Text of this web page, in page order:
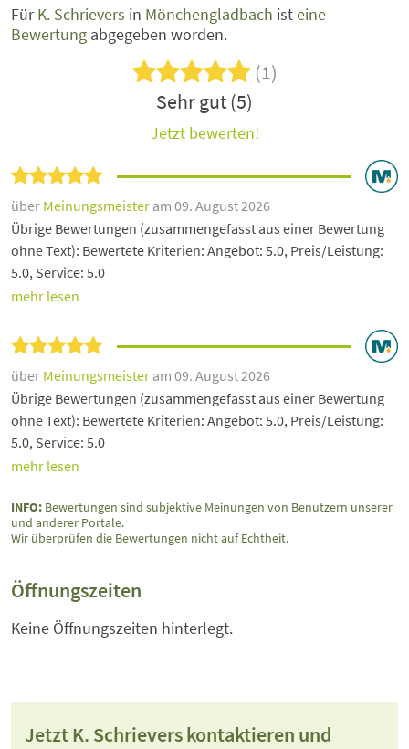
FürK. Schrievers in Mönchengladbach isteine
Bewertung abgegeben worden.
(1)
Sehr gut (5)
Jetzt bewerten!
über Meinungsmeister am 09. August 2026
Übrige Bewertungen (zusammengefasst aus einer Bewertung
ohne Text): Bewertete Kriterien: Angebot: 5.0, Preis/Leistung:
5.0, Service: 5.0
mehr lesen
über Meinungsmeister am 09. August 2026
Übrige Bewertungen (zusammengefasst aus einer Bewertung
ohne Text): Bewertete Kriterien: Angebot: 5.0, Preis/Leistung:
5.0, Service: 5.0
mehr lesen
INFO: Bewertungen sind subjektive Meinungen von Benutzern unserer
und anderer Portale.
Wir überprüfen die Bewertungen nicht auf Echtheit.
Öffnungszeiten
Keine Öffnungszeiten hinterlegt.
Jetzt K. Schrievers kontaktieren und